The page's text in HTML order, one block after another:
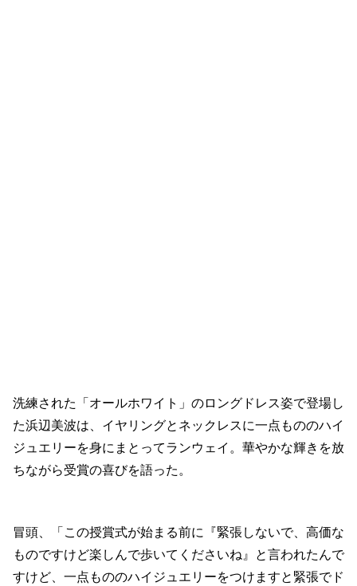
洗練された「オールホワイト」のロングドレス姿で登場し
た浜辺美波は、イヤリングとネックレスに一点もののハイ
ジュエリーを身にまとってランウェイ。華やかな輝きを放
ちながら受賞の喜びを語った。
冒頭、「この授賞式が始まる前に『緊張しないで、高価な
ものですけど楽しんで歩いてくださいね』と言われたんで
すけど、一点もののハイジュエリーをつけますと緊張でド